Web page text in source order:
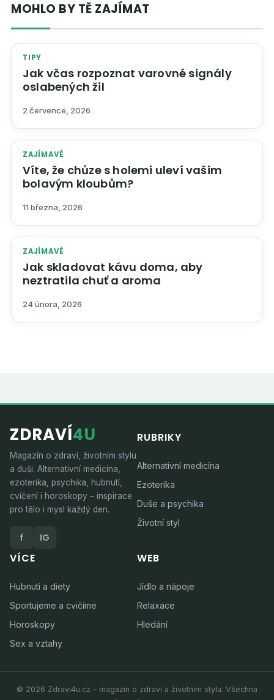
MOHLO BY TĚ ZAJÍMAT
TIPY
Jak včas rozpoznat varovné signály
oslabených žil
2 července, 2026
ZAJÍMAVÉ
Víte, že chůze s holemi uleví vašim
bolavým kloubům?
11 března, 2026
ZAJÍMAVÉ
Jak skladovat kávu doma, aby
neztratila chuť a aroma
24 února, 2026
ZDRAVÍ4U
Magazín o zdraví, životním stylu
a duši. Alternativní medicína,
ezoterika, psychika, hubnutí,
cvičení i horoskopy – inspirace
pro tělo i mysl každý den.
f IG
RUBRIKY
Alternativní medicína
Ezoterika
Duše a psychika
Životní styl
VÍCE
Hubnutí a diety
Sportujeme a cvičíme
Horoskopy
Sex a vztahy
WEB
Jídlo a nápoje
Relaxace
Hledání
© 2026 Zdravi4u.cz – magazín o zdraví a životním stylu. Všechna